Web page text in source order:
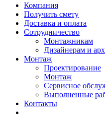
Компания
Получить смету
Доставка и оплата
Сотрудничество
Монтажникам
Дизайнерам и
Монтаж
Проектирование
Монтаж
Сервисное
Выполненные
Контакты